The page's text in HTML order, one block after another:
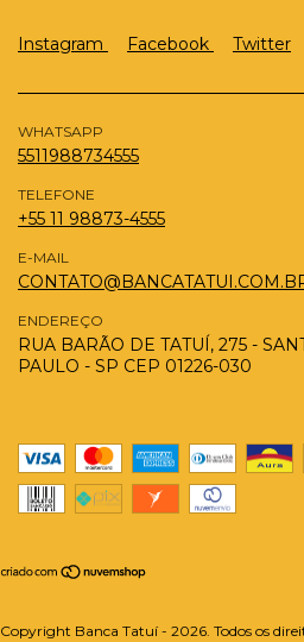
Instagram Facebook Twitter
WHATSAPP
5511988734555
TELEFONE
+55 11 98873-4555
E-MAIL
ENDEREÇO
RUA BARÃO DE TATUÍ, 275 -
PAULO - SP CEP 01226-030
Copyright Banca Tatuí - 2026. Todos os